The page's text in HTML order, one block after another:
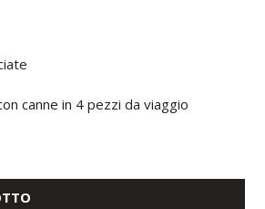
canne in 4 pezzi da viaggio­